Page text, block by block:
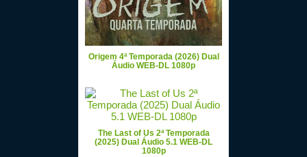
Origem 4ª Temporada (2026) Dual
Áudio WEB-DL 1080p
The Last of Us 2ª Temporada
(2025) Dual Áudio 5.1 WEB-DL
1080p